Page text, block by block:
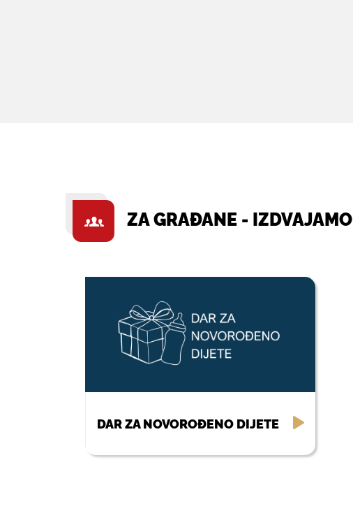
ZA GRAĐANE - IZDVAJAMO
DAR ZA NOVOROĐENO DIJETE